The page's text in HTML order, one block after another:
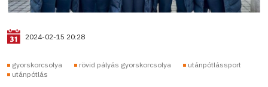
2024-02-15 20:28
gyorskorcsolya rövid pályás gyorskorcsolya
utánpótlássport
utánpótlás